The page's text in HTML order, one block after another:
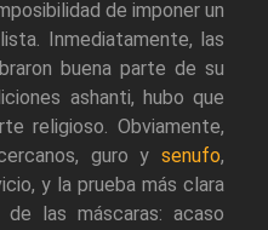
de imponer un
Inmediatamente, las
buena parte de su
ashanti, hubo que
religioso. Obviamente,
guro y senufo,
y la prueba más clara
las máscaras: acaso